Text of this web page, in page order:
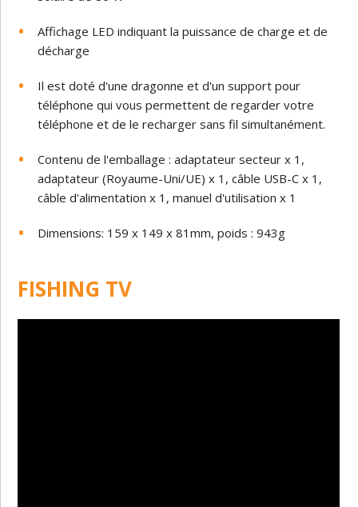
Affichage LED indiquant la puissance de charge et de
décharge
Il est doté d'une dragonne et d'un support pour
téléphone qui vous permettent de regarder votre
téléphone et de le recharger sans fil simultanément.
Contenu de l'emballage : adaptateur secteur x 1,
adaptateur (Royaume-Uni/UE) x 1, câble USB-C x 1,
câble d'alimentation x 1, manuel d'utilisation x 1
Dimensions: 159 x 149 x 81mm, poids : 943g
FISHING TV